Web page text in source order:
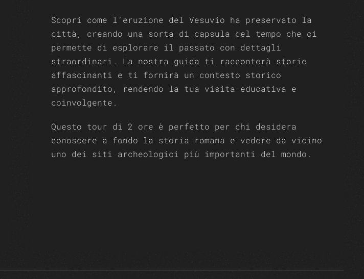
Scopri come l’eruzione del Vesuvio ha preservato la
città, creando una sorta di capsula del tempo che ci
permette di esplorare il passato con dettagli
straordinari. La nostra guida ti racconterà storie
affascinanti e ti fornirà un contesto storico
approfondito, rendendo la tua visita educativa e
coinvolgente.
Questo tour di 2 ore è perfetto per chi desidera
conoscere a fondo la storia romana e vedere da vicino
uno dei siti archeologici più importanti del mondo.